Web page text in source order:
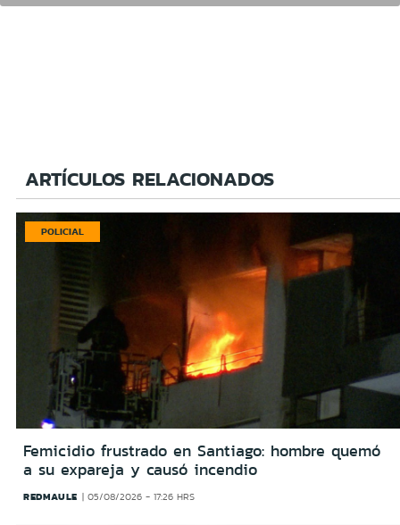
ARTÍCULOS RELACIONADOS
POLICIAL
Femicidio frustrado en Santiago: hombre quemó
a su expareja y causó incendio
REDMAULE 05/08/2026 - 17:26 HRS